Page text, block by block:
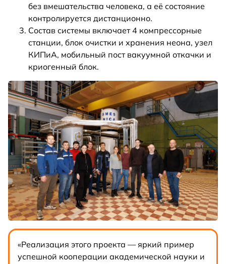
без вмешательства человека, а её состояние
контролируется дистанционно.
Состав системы включает 4 компрессорные
станции, блок очистки и хранения неона, узел
КИПиА, мобильный пост вакуумной откачки и
криогенный блок.
«Реализация этого проекта — яркий пример
успешной кооперации академической науки и